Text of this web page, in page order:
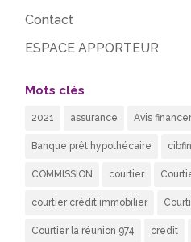
Contact
ESPACE APPORTEUR
Mots clés
2021 assurance Avis
Banque prêt hypothécaire
COMMISSION courtier
courtier crédit immobilier
Courtier la réunion 974 credit